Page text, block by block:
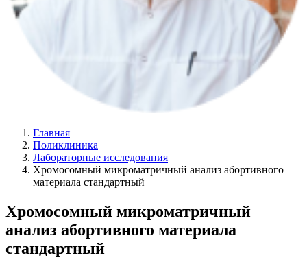
Главная
Поликлиника
Лабораторные исследования
Хромосомный микроматричный анализ абортивного
материала стандартный
Хромосомный микроматричный
анализ абортивного материала
стандартный